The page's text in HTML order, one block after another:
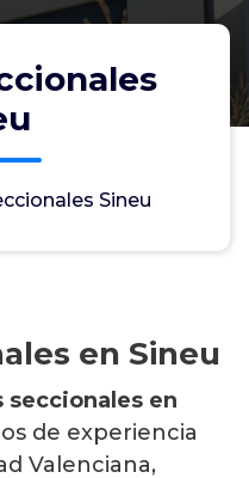
Sineu
en Sineu
seccionales en
de experiencia
Valenciana,